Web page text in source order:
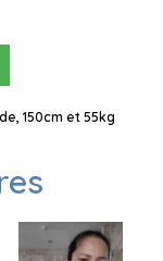
150cm et 55kg